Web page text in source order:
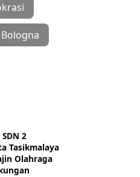
Bologna
2
Tasikmalaya
Olahraga